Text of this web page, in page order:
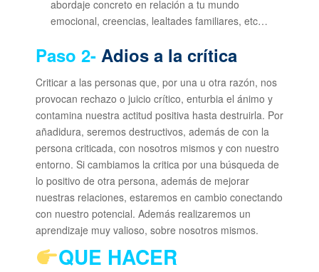
abordaje concreto en relación a tu mundo
emocional, creencias, lealtades familiares, etc…
Paso 2-Adios a la crítica
Criticar a las personas que, por una u otra razón, nos
provocan rechazo o juicio crítico, enturbia el ánimo y
contamina nuestra actitud positiva hasta destruirla. Por
añadidura, seremos destructivos, además de con la
persona criticada, con nosotros mismos y con nuestro
entorno. Si cambiamos la critica por una búsqueda de
lo positivo de otra persona, además de mejorar
nuestras relaciones, estaremos en cambio conectando
con nuestro potencial. Además realizaremos un
aprendizaje muy valioso, sobre nosotros mismos.
QUE HACER